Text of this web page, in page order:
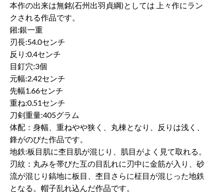
本作の出来は無銘(石州出羽貞綱)としては 上々作にラン
クされる作品です。
鎺:銀一重
刃長:54.0センチ
反り:0.4センチ
目釘穴:3個
元幅:2.42センチ
先幅1.66センチ
重ね:0.51センチ
刀剣重量:405グラム
体配：身幅、重ねやや狭く、丸棟となり、反りは浅く、
鋒がのびた作品です。
地鉄:板目肌に杢目肌が混じり、肌目がよく見て取れる。
刃紋：丸みを帯びた互の目乱れに刃中に金筋が入り、砂
流が混じり鎬地に板目、杢目さらに柾目が混じった地鉄
となる。帽子乱れ込んだ作品です。